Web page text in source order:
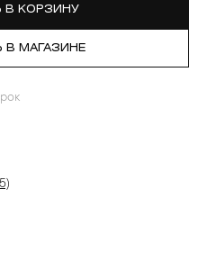
В КОРЗИНУ
В МАГАЗИНЕ